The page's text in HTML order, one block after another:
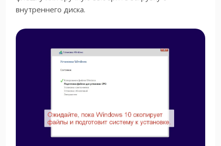
внутреннего диска.